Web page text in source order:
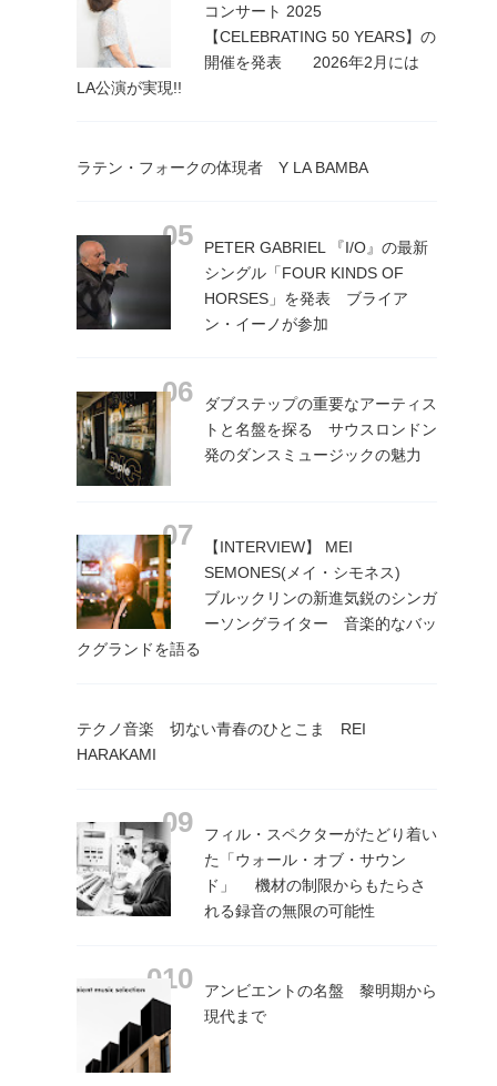
コンサート 2025
【CELEBRATING 50 YEARS】の
開催を発表 2026年2月には
LA公演が実現!!
ラテン・フォークの体現者 Y LA BAMBA
PETER GABRIEL 『I/O』の最新
シングル「FOUR KINDS OF
HORSES」を発表 ブライア
ン・イーノが参加
ダブステップの重要なアーティス
トと名盤を探る サウスロンドン
発のダンスミュージックの魅力
【INTERVIEW】 MEI
SEMONES(メイ・シモネス)
ブルックリンの新進気鋭のシンガ
ーソングライター 音楽的なバッ
クグランドを語る
テクノ音楽 切ない青春のひとこま REI
HARAKAMI
フィル・スペクターがたどり着い
た「ウォール・オブ・サウン
ド」 機材の制限からもたらさ
れる録音の無限の可能性
アンビエントの名盤 黎明期から
現代まで